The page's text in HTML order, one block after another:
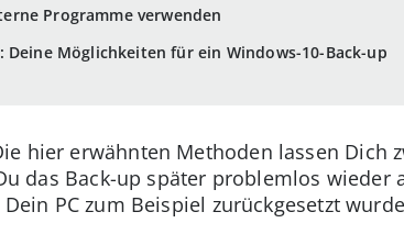
Programme verwenden
Deine Möglichkeiten für ein Windows-10-Back-up
hier erwähnten Methoden lassen Dich
das Back-up später problemlos
PC zum Beispiel zurückgesetzt